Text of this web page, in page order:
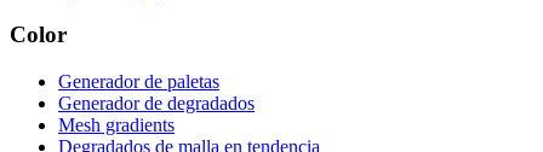
Color
Generador de paletas
Generador de degradados
Mesh gradients
Degradados de malla en tendencia